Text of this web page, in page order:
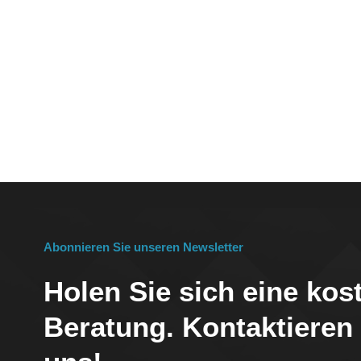
Härte (HV)Oberflächengütepotenzial
grundlegend. Mit einer Mohshärte von 9 sind
dieser Keramikstäbe auf Hochglanz (Ra). < 0,1
erheblich, senkt den Drehmomentbedarf und
um bis zu 500 %. Fehlermodus 3:
Vakuumöfen, Halbleiterdiffusion oder
Bedeutung. Die Schutzhüllen für Thermoelemente
Abonnieren Sie unseren Newsletter
Holen Sie sich eine
Beratung. Kontaktieren